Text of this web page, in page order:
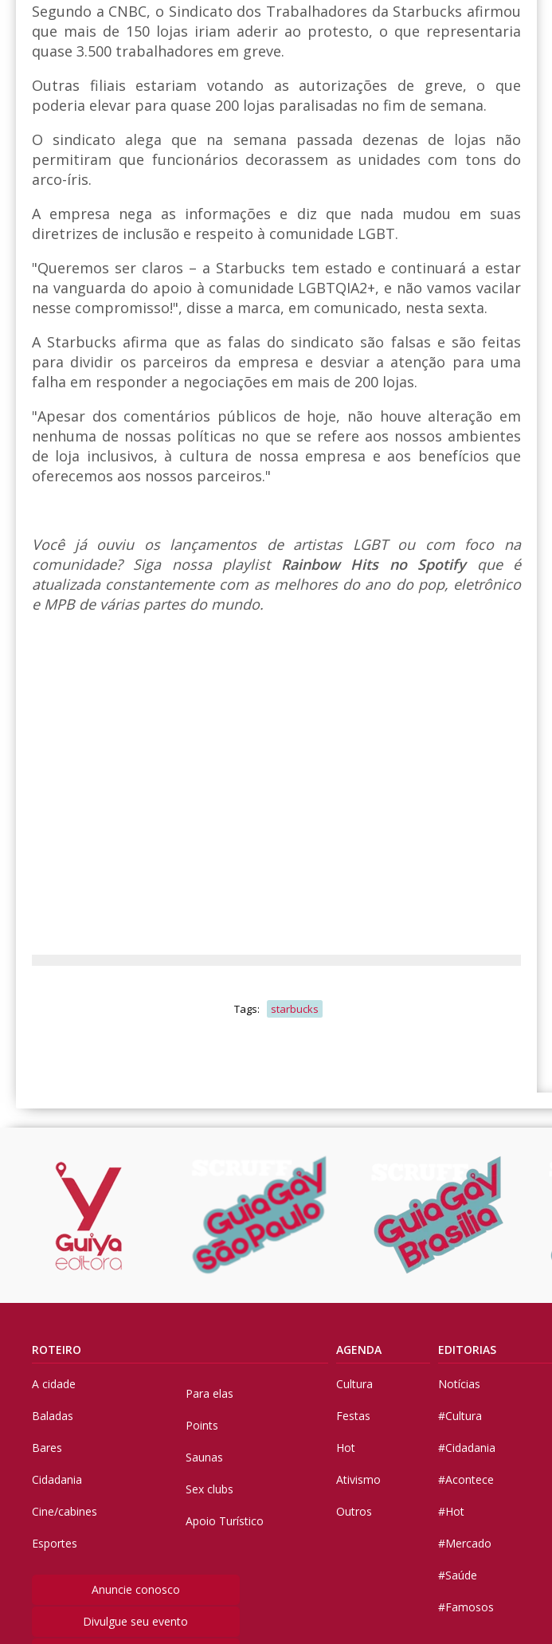
Segundo a CNBC, o Sindicato dos Trabalhadores da Starbucks afirmou
que mais de 150 lojas iriam aderir ao protesto, o que representaria
quase 3.500 trabalhadores em greve.
Outras filiais estariam votando as autorizações de greve, o que
poderia elevar para quase 200 lojas paralisadas no fim de semana.
O sindicato alega que na semana passada dezenas de lojas não
permitiram que funcionários decorassem as unidades com tons do
arco-íris.
A empresa nega as informações e diz que nada mudou em suas
diretrizes de inclusão e respeito à comunidade LGBT.
"Queremos ser claros – a Starbucks tem estado e continuará a estar
na vanguarda do apoio à comunidade LGBTQIA2+, e não vamos vacilar
nesse compromisso!", disse a marca, em comunicado, nesta sexta.
A Starbucks afirma que as falas do sindicato são falsas e são feitas
para dividir os parceiros da empresa e desviar a atenção para uma
falha em responder a negociações em mais de 200 lojas.
"Apesar dos comentários públicos de hoje, não houve alteração em
nenhuma de nossas políticas no que se refere aos nossos ambientes
de loja inclusivos, à cultura de nossa empresa e aos benefícios que
oferecemos aos nossos parceiros."
Você já ouviu os lançamentos de artistas LGBT ou com foco na
comunidade? Siga nossa playlist Rainbow Hits no Spotify que é
atualizada constantemente com as melhores do ano do pop, eletrônico
e MPB de várias partes do mundo.
Tags: starbucks
ROTEIRO
A cidade
Baladas
Bares
Cidadania
Cine/cabines
Esportes
Para elas
Points
Saunas
Sex clubs
Apoio Turístico
Anuncie conosco
Divulgue seu evento
AGENDA
Cultura
Festas
Hot
Ativismo
Outros
EDITORIAS
Notícias
#Cultura
#Cidadania
#Acontece
#Hot
#Mercado
#Saúde
#Famosos